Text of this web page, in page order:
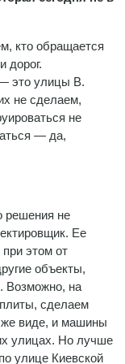
кто обращается
дорог.
это улицы В.
не сделаем,
не
— да,
решения не
Ее
этом от
объекты,
Возможно, на
сделаем
же виде, и машины
улицах. Но лучше
улице Киевской